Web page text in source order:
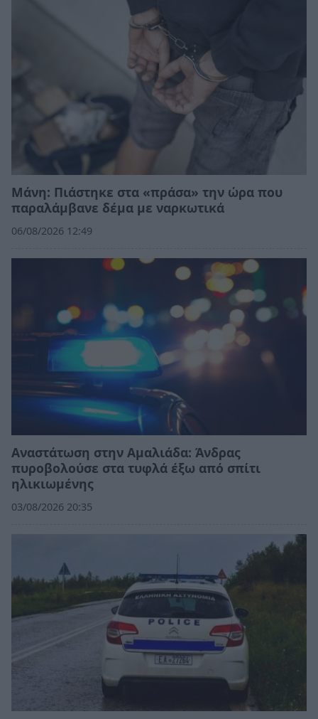
Μάνη: Πιάστηκε στα «πράσα» την ώρα που
παραλάμβανε δέμα με ναρκωτικά
06/08/2026 12:49
Αναστάτωση στην Αμαλιάδα: Άνδρας
πυροβολούσε στα τυφλά έξω από σπίτι
ηλικιωμένης
03/08/2026 20:35